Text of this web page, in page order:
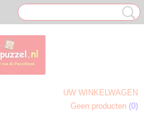
UW WINKELWAGEN
Geen producten (0)